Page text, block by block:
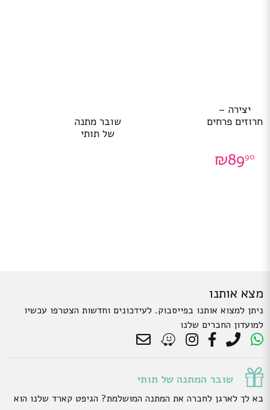
יצירה –
חרוזים פרחים
₪8990
שובר מתנה
של תותי
מצא אותנו
ניתן למצוא אותנו בפייסבוק. לעידכונים וחדשות הצטרפו עכשיו
למועדון החברים שלנו
שובר המתנה של תותי
בא לך לארגן לחברה את המתנה המושלמת? הגיפט קארד שלנו הוא